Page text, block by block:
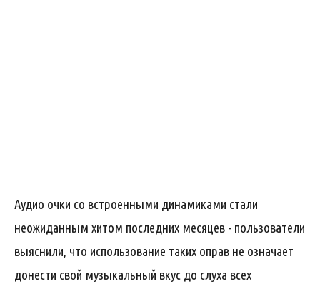
Аудио очки со встроенными динамиками стали
неожиданным хитом последних месяцев - пользователи
выяснили, что использование таких оправ не означает
донести свой музыкальный вкус до слуха всех